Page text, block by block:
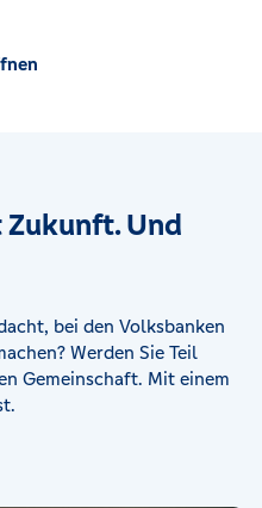
Und
bei den Volksbanken
Werden Sie Teil
Gemeinschaft. Mit einem